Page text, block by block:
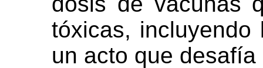
tóxicas,
un acto que